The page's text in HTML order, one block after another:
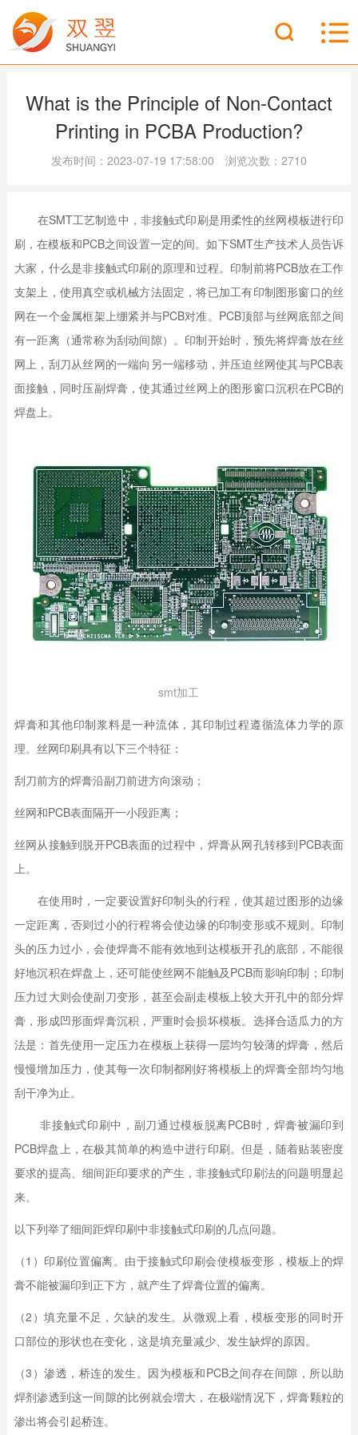
What is the Principle of Non-Contact
Printing in PCBA Production?
发布时间：2023-07-19 17:58:00 浏览次数：2710
在SMT工艺制造中，非接触式印刷是用柔性的丝网模板进行印
刷，在模板和PCB之间设置一定的间。如下SMT生产技术人员告诉
大家，什么是非接触式印刷的原理和过程。印制前将PCB放在工作
支架上，使用真空或机械方法固定，将已加工有印制图形窗口的丝
网在一个金属框架上绷紧并与PCB对准。PCB顶部与丝网底部之间
有一距离（通常称为刮动间隙）。印制开始时，预先将焊膏放在丝
网上，刮刀从丝网的一端向另一端移动，并压迫丝网使其与PCB表
面接触，同时压副焊膏，使其通过丝网上的图形窗口沉积在PCB的
焊盘上。
smt加工
焊膏和其他印制浆料是一种流体，其印制过程遵循流体力学的原
理。丝网印刷具有以下三个特征：
刮刀前方的焊膏沿副刀前进方向滚动；
丝网和PCB表面隔开一小段距离；
丝网从接触到脱开PCB表面的过程中，焊膏从网孔转移到PCB表面
上。
在使用时，一定要设置好印制头的行程，使其超过图形的边缘
一定距离，否则过小的行程将会使边缘的印制变形或不规则。印制
头的压力过小，会使焊膏不能有效地到达模板开孔的底部，不能很
好地沉积在焊盘上，还可能使丝网不能触及PCB而影响印制；印制
压力过大则会使副刀变形，甚至会副走模板上较大开孔中的部分焊
膏，形成凹形面焊膏沉积，严重时会损坏模板。选择合适瓜力的方
法是：首先使用一定压力在模板上获得一层均匀较薄的焊膏，然后
慢慢增加压力，使其每一次印制都刚好将模板上的焊膏全部均匀地
刮干净为止。
非接触式印刷中，副刀通过模板脱离PCB时，焊膏被漏印到
PCB焊盘上，在极其简单的构造中进行印刷。但是，随着贴装密度
要求的提高、细间距印要求的产生，非接触式印刷法的问题明显起
来。
以下列举了细间距焊印刷中非接触式印刷的几点问题。
（1）印刷位置偏离。由于接触式印刷会使模板变形，模板上的焊
膏不能被漏印到正下方，就产生了焊膏位置的偏离。
（2）填充量不足，欠缺的发生。从微观上看，模板变形的同时开
口部位的形状也在变化，这是填充量减少、发生缺焊的原因。
（3）渗透，桥连的发生。因为模板和PCB之间存在间隙，所以助
焊剂渗透到这一间隙的比例就会増大，在极端情况下，焊膏颗粒的
渗出将会引起桥连。